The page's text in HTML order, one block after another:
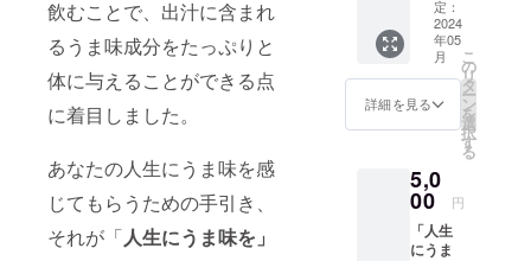
飲むことで、出汁に含まれ
るうま味成分をたっぷりと
体に与えることができる点
に着目しました。
あなたの人生にうま味を感
じてもらうための手引き、
それが「人生にうま味を」
要 名
称：人
生にう
ま味を
天然ク
ラフト
30g（1
0g×3
パッ
ク） 保
存方
セット
「うま
味」が
繰り広
げる壮
大な宇
宙へあ
なたを
しま
す。 そ
う、あ
なたの
人生に
定：
2024
年05
月
詳細を見る
こ
の
リ
タ
ー
ン
を
選
択
す
る
5,0
00 円
「人生
にうま